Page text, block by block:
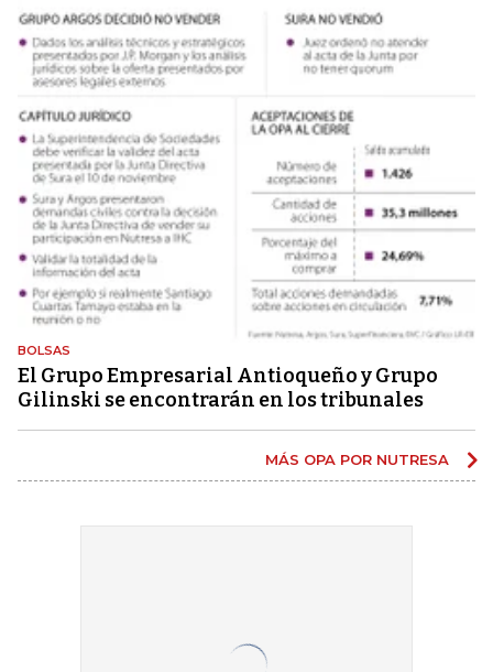
BOLSAS
El Grupo Empresarial Antioqueño y Grupo
Gilinski se encontrarán en los tribunales
MÁS OPA POR NUTRESA